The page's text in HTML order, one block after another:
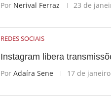
Por Nerival Ferraz 23 de
REDES SOCIAIS
Instagram libera
Por Adaíra Sene 17 de